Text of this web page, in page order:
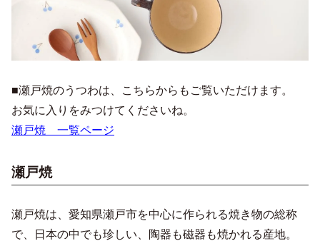
■瀬戸焼のうつわは、こちらからもご覧いただけます。
お気に入りをみつけてくださいね。
瀬戸焼 一覧ページ
瀬戸焼
瀬戸焼は、愛知県瀬戸市を中心に作られる焼き物の総称
で、日本の中でも珍しい、陶器も磁器も焼かれる産地。